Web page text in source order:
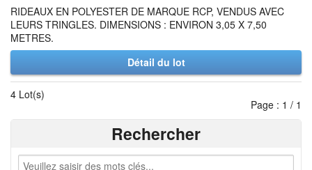
RIDEAUX EN POLYESTER DE MARQUE RCP, VENDUS AVEC
LEURS TRINGLES. DIMENSIONS : ENVIRON 3,05 X 7,50
METRES.
Détail du lot
4 Lot(s)
Page : 1 / 1
Rechercher